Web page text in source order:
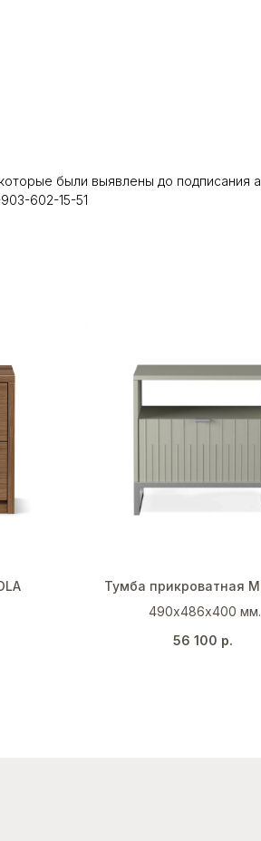
были выявлены до подписания
602-15-51
Тумба прикроватная
490х486х400 мм
Серебро
56 100 р.